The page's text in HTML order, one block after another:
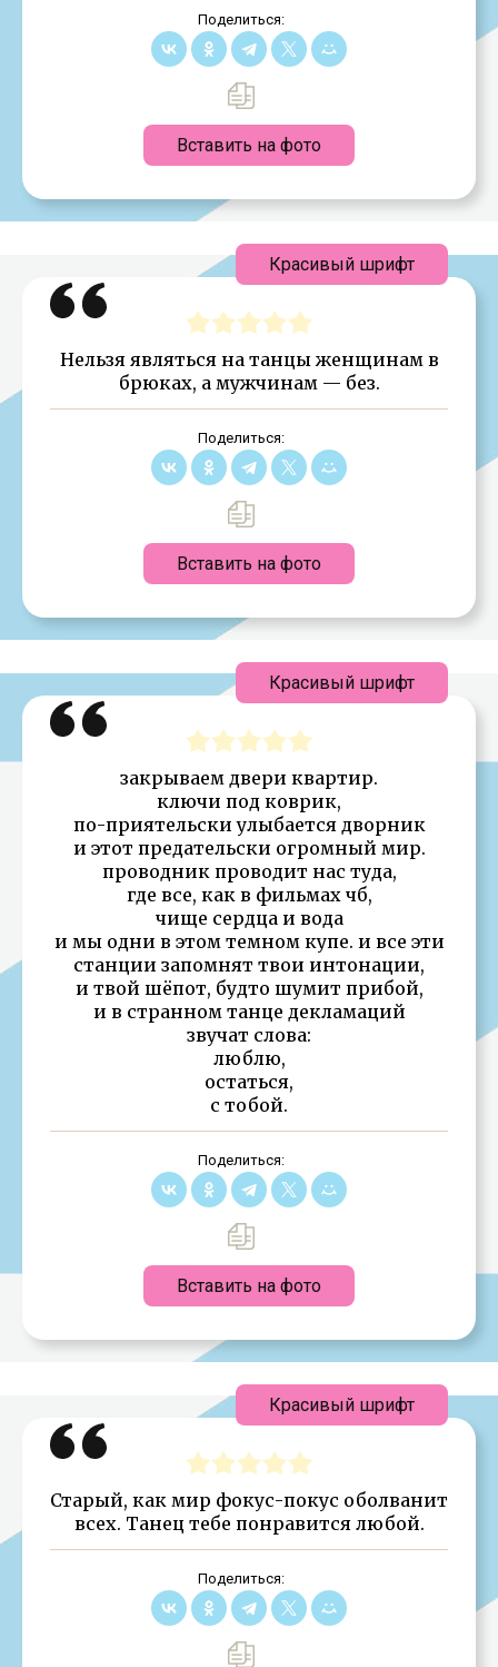
Поделиться:
Вставить на фото
Нельзя являться на танцы женщинам в
брюках, а мужчинам — без.
Поделиться:
Вставить на фото
Красивый шрифт
закрываем двери квартир.
ключи под коврик,
по-приятельски улыбается дворник
и этот предательски огромный мир.
проводник проводит нас туда,
где все, как в фильмах чб,
чище сердца и вода
и мы одни в этом темном купе. и все эти
станции запомнят твои интонации,
и твой шёпот, будто шумит прибой,
и в странном танце декламаций
звучат слова:
люблю,
остаться,
с тобой.
Поделиться:
Вставить на фото
Красивый шрифт
Старый, как мир фокус-покус оболванит
всех. Танец тебе понравится любой.
Поделиться:
Красивый шрифт